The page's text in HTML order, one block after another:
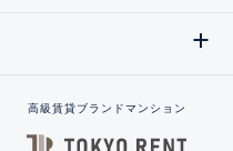
高級賃貸ブランドマンション